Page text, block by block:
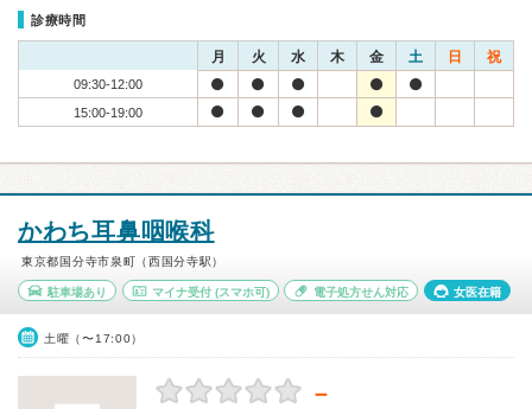
診療時間
月 火 水 木 金 土 日 祝
09:30-12:00
15:00-19:00
かわち耳鼻咽喉科
東京都国分寺市泉町（西国分寺駅）
駐車場あり マイナ受付(スマホ可) 電子処方せん対応 女医在籍
土曜（〜17:00）
－